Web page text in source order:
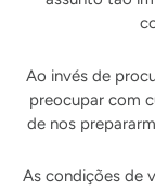
Ao invés de
preocupar com
de nos
As condições de